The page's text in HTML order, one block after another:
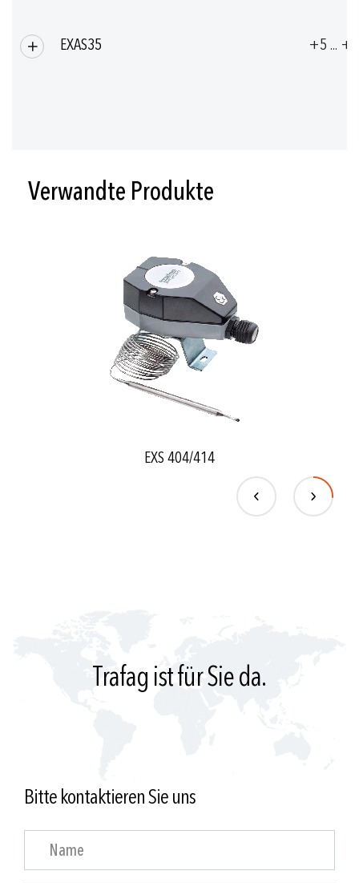
EXAS35 +5 ...
Verwandte Produkte
EXS 404/414
Trafag ist für Sie da.
Bitte kontaktieren Sie uns